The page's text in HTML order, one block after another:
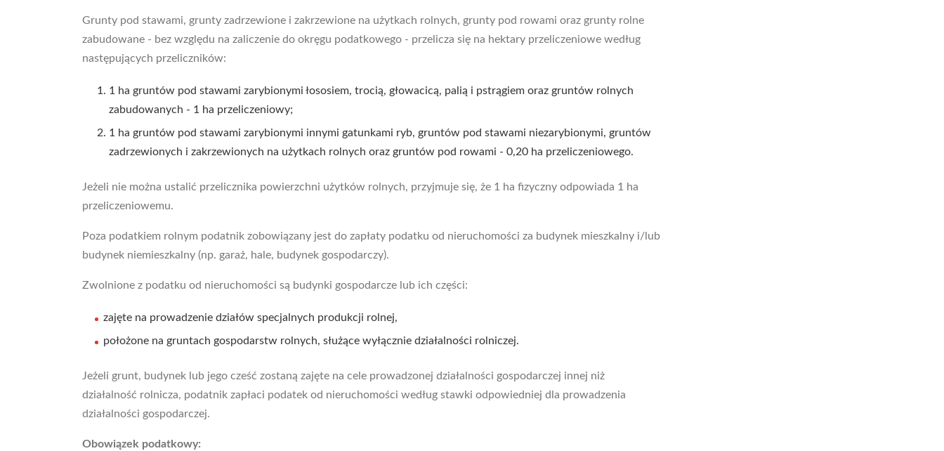
Grunty pod stawami, grunty zadrzewione i zakrzewione na użytkach rolnych, grunty pod rowami oraz grunty rolne
zabudowane - bez względu na zaliczenie do okręgu podatkowego - przelicza się na hektary przeliczeniowe według
następujących przeliczników:
1 ha gruntów pod stawami zarybionymi łososiem, trocią, głowacicą, palią i pstrągiem oraz gruntów rolnych
zabudowanych - 1 ha przeliczeniowy;
1 ha gruntów pod stawami zarybionymi innymi gatunkami ryb, gruntów pod stawami niezarybionymi, gruntów
zadrzewionych i zakrzewionych na użytkach rolnych oraz gruntów pod rowami - 0,20 ha przeliczeniowego.
Jeżeli nie można ustalić przelicznika powierzchni użytków rolnych, przyjmuje się, że 1 ha fizyczny odpowiada 1 ha
przeliczeniowemu.
Poza podatkiem rolnym podatnik zobowiązany jest do zapłaty podatku od nieruchomości za budynek mieszkalny i/lub
budynek niemieszkalny (np. garaż, hale, budynek gospodarczy).
Zwolnione z podatku od nieruchomości są budynki gospodarcze lub ich części:
zajęte na prowadzenie działów specjalnych produkcji rolnej,
położone na gruntach gospodarstw rolnych, służące wyłącznie działalności rolniczej.
Jeżeli grunt, budynek lub jego cześć zostaną zajęte na cele prowadzonej działalności gospodarczej innej niż
działalność rolnicza, podatnik zapłaci podatek od nieruchomości według stawki odpowiedniej dla prowadzenia
działalności gospodarczej.
Obowiązek podatkowy: